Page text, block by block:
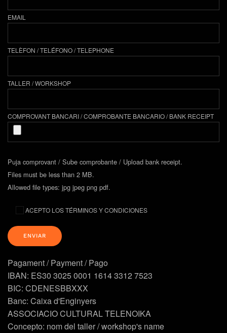
EMAIL
TELÈFON / TELÉFONO / TELEPHONE
TALLER / WORKSHOP
COMPROVANT BANCARI / COMPROBANTE BANCARIO / BANK RECEIPT
Puja comprovant / Sube comprobante / Upload bank receipt.
Files must be less than 2 MB.
Allowed file types: jpg jpeg png pdf.
ACEPTO LOS TÉRMINOS Y CONDICIONES
Pagament / Payment / Pago
IBAN: ES30 3025 0001 1614 3312 7523
BIC: CDENESBBXXX
Banc: Caixa d'Enginyers
ASSOCIACIO CULTURAL TELENOIKA
Concepto: nom del taller / workshop's name